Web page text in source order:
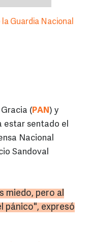
Guardia Nacional
(PAN) y
estar sentado el
Nacional
Sandoval
miedo, pero al
pánico", expresó